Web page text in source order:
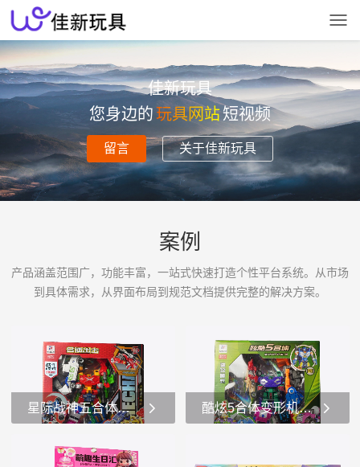
佳新玩具
您身边的玩具网站短视频
留言 关于佳新玩具
案例
产品涵盖范围广，功能丰富，一站式快速打造个性平台系统。从市场
到具体需求，从界面布局到规范文档提供完整的解决方案。
星际战神五合体变形金刚机器人玩具
五合体变形系列玩具。1.玩
酷炫5合体变形机甲玩具变形金刚